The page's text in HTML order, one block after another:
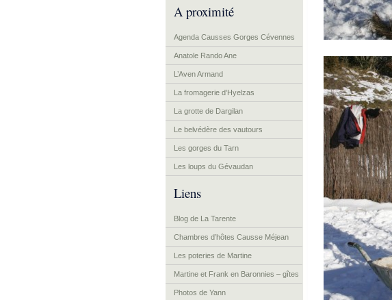
A proximité
Agenda Causses Gorges Cévennes
Anatole Rando Ane
L’Aven Armand
La fromagerie d’Hyelzas
La grotte de Dargilan
Le belvédère des vautours
Les gorges du Tarn
Les loups du Gévaudan
Liens
Blog de La Tarente
Chambres d’hôtes Causse Méjean
Les poteries de Martine
Martine et Frank en Baronnies – gîtes
Photos de Yann